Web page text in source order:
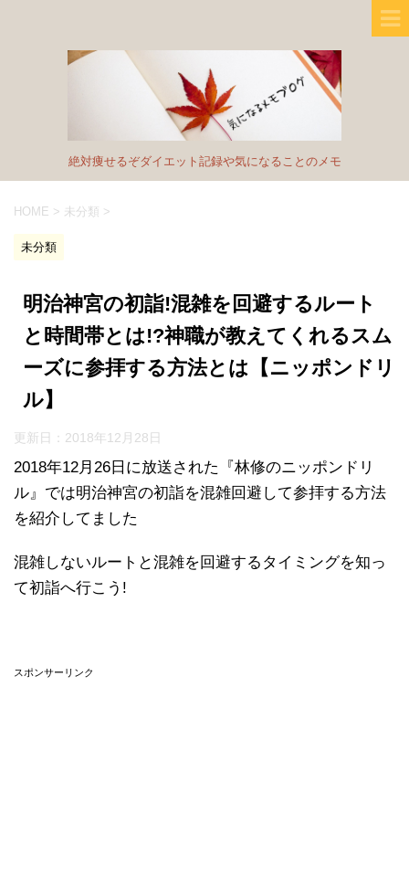
絶対痩せるぞダイエット記録や気になることのメモ
HOME > 未分類 >
未分類
明治神宮の初詣!混雑を回避するルート
と時間帯とは!?神職が教えてくれるスム
ーズに参拝する方法とは【ニッポンドリ
ル】
更新日： 2018年12月28日
2018年12月26日に放送された『林修のニッポンドリ
ル』では明治神宮の初詣を混雑回避して参拝する方法
を紹介してました
混雑しないルートと混雑を回避するタイミングを知っ
て初詣へ行こう!
スポンサーリンク